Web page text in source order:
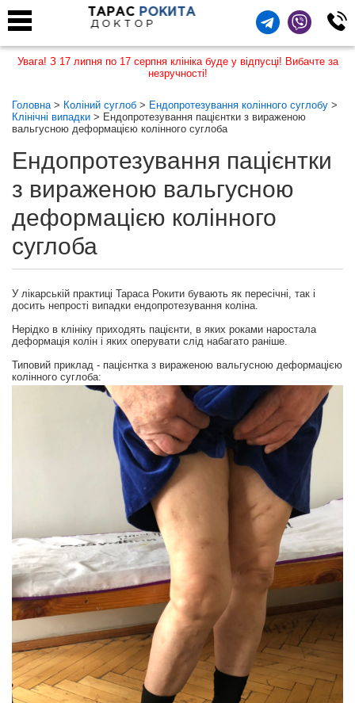
ТАРАС РОКИТА
ДОКТОР
Увага! З 17 липня по 17 серпня клініка буде у відпусці! Вибачте за
незручності!
Головна > Коліний суглоб > Ендопротезування колінного суглобу >
Клінічні випадки > Ендопротезування пацієнтки з вираженою
вальгусною деформацією колінного суглоба
Ендопротезування пацієнтки
з вираженою вальгусною
деформацією колінного
суглоба
У лікарській практиці Тараса Рокити бувають як пересічні, так і
досить непрості випадки ендопротезування коліна.
Нерідко в клініку приходять пацієнти, в яких роками наростала
деформація колін і яких оперувати слід набагато раніше.
Типовий приклад - пацієнтка з вираженою вальгусною деформацією
колінного суглоба: